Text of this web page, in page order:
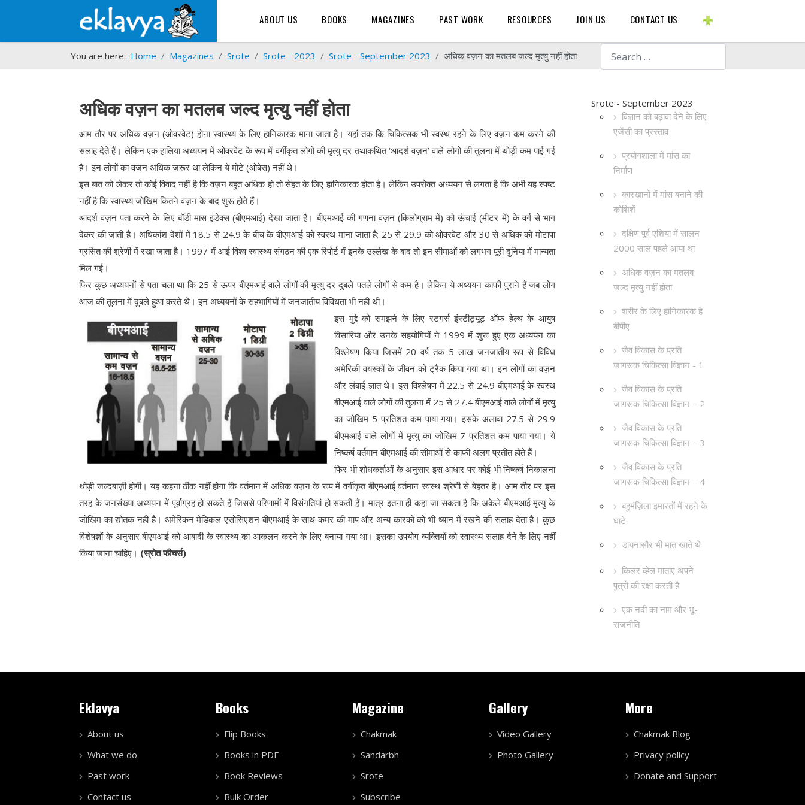
Search
ABOUT US BOOKS MAGAZINES PAST WORK RESOURCES JOIN US CONTACT US
You are here: Home Magazines Srote Srote - 2023 Srote - September 2023 अधिक वज़न का मतलब जल्द मृत्यु नहीं होता
Srote - September 2023
विज्ञान को बढ़ावा देने के लिए
एजेंसी का प्रस्ताव
प्रयोगशाला में मांस का
निर्माण
कारखानों में मांस बनाने की
कोशिशें
दक्षिण पूर्व एशिया में सालन
2000 साल पहले आया था
अधिक वज़न का मतलब
जल्द मृत्यु नहीं होता
शरीर के लिए हानिकारक है
बीपीए
जैव विकास के प्रति
जागरूक चिकित्सा विज्ञान - 1
जैव विकास के प्रति
जागरूक चिकित्सा विज्ञान – 2
जैव विकास के प्रति
जागरूक चिकित्सा विज्ञान – 3
जैव विकास के प्रति
जागरूक चिकित्सा विज्ञान – 4
बहुमंज़िला इमारतों में रहने के
घाटे
डायनासौर भी मात खाते थे
किलर व्हेल माताएं अपने
पुत्रों की रक्षा करती हैं
एक नदी का नाम और भू-
राजनीति
अधिक वज़न का मतलब जल्द मृत्यु नहीं होता
आम तौर पर अधिक वज़न (ओवरवेट) होना स्वास्थ्य के लिए हानिकारक माना जाता है। यहां तक कि चिकित्सक भी स्वस्थ रहने के लिए वज़न कम करने की
सलाह देते हैं। लेकिन एक हालिया अध्ययन में ओवरवेट के रूप में वर्गीकृत लोगों की मृत्यु दर तथाकथित ‘आदर्श वज़न’ वाले लोगों की तुलना में थोड़ी कम पाई गई
है। इन लोगों का वज़न अधिक ज़रूर था लेकिन ये मोटे (ओबेस) नहीं थे।
इस बात को लेकर तो कोई विवाद नहीं है कि वज़न बहुत अधिक हो तो सेहत के लिए हानिकारक होता है। लेकिन उपरोक्त अध्ययन से लगता है कि अभी यह स्पष्ट
नहीं है कि स्वास्थ्य जोखिम कितने वज़न के बाद शुरू होते हैं।
आदर्श वज़न पता करने के लिए बॉडी मास इंडेक्स (बीएमआई) देखा जाता है। बीएमआई की गणना वज़न (किलोग्राम में) को ऊंचाई (मीटर में) के वर्ग से भाग
देकर की जाती है। अधिकांश देशों में 18.5 से 24.9 के बीच के बीएमआई को स्वस्थ माना जाता है; 25 से 29.9 को ओवरवेट और 30 से अधिक को मोटापा
ग्रसित की श्रेणी में रखा जाता है। 1997 में आई विश्व स्वास्थ्य संगठन की एक रिपोर्ट में इनके उल्लेख के बाद तो इन सीमाओं को लगभग पूरी दुनिया में मान्यता
मिल गई।
फिर कुछ अध्ययनों से पता चला था कि 25 से ऊपर बीएमआई वाले लोगों की मृत्यु दर दुबले-पतले लोगों से कम है। लेकिन ये अध्ययन काफी पुराने हैं जब लोग
आज की तुलना में दुबले हुआ करते थे। इन अध्ययनों के सहभागियों में जनजातीय विविधता भी नहीं थी।
इस मुद्दे को समझने के लिए रटगर्स इंस्टीट्यूट ऑफ हेल्थ के आयुष
विसारिया और उनके सहयोगियों ने 1999 में शुरू हुए एक अध्ययन का
विश्लेषण किया जिसमें 20 वर्ष तक 5 लाख जनजातीय रूप से विविध
अमेरिकी वयस्कों के जीवन को ट्रैक किया गया था। इन लोगों का वज़न
और लंबाई ज्ञात थे। इस विश्लेषण में 22.5 से 24.9 बीएमआई के स्वस्थ
बीएमआई वाले लोगों की तुलना में 25 से 27.4 बीएमआई वाले लोगों में मृत्यु
का जोखिम 5 प्रतिशत कम पाया गया। इसके अलावा 27.5 से 29.9
बीएमआई वाले लोगों में मृत्यु का जोखिम 7 प्रतिशत कम पाया गया। ये
निष्कर्ष वर्तमान बीएमआई की सीमाओं से काफी अलग प्रतीत होते हैं।
फिर भी शोधकर्ताओं के अनुसार इस आधार पर कोई भी निष्कर्ष निकालना
थोड़ी जल्दबाज़ी होगी। यह कहना ठीक नहीं होगा कि वर्तमान में अधिक वज़न के रूप में वर्गीकृत बीएमआई वर्तमान स्वस्थ श्रेणी से बेहतर है। आम तौर पर इस
तरह के जनसंख्या अध्ययन में पूर्वाग्रह हो सकते हैं जिससे परिणामों में विसंगतियां हो सकती हैं। मात्र इतना ही कहा जा सकता है कि अकेले बीएमआई मृत्यु के
जोखिम का द्योतक नहीं है। अमेरिकन मेडिकल एसोसिएशन बीएमआई के साथ कमर की माप और अन्य कारकों को भी ध्यान में रखने की सलाह देता है। कुछ
विशेषज्ञों के अनुसार बीएमआई को आबादी के स्वास्थ्य का आकलन करने के लिए बनाया गया था। इसका उपयोग व्यक्तियों को स्वास्थ्य सलाह देने के लिए नहीं
किया जाना चाहिए। (स्रोत फीचर्स)
Eklavya
About us
What we do
Past work
Contact us
Books
Flip Books
Books in PDF
Book Reviews
Bulk Order
Magazine
Chakmak
Sandarbh
Srote
Subscribe
Gallery
Video Gallery
Photo Gallery
More
Chakmak Blog
Privacy policy
Donate and Support